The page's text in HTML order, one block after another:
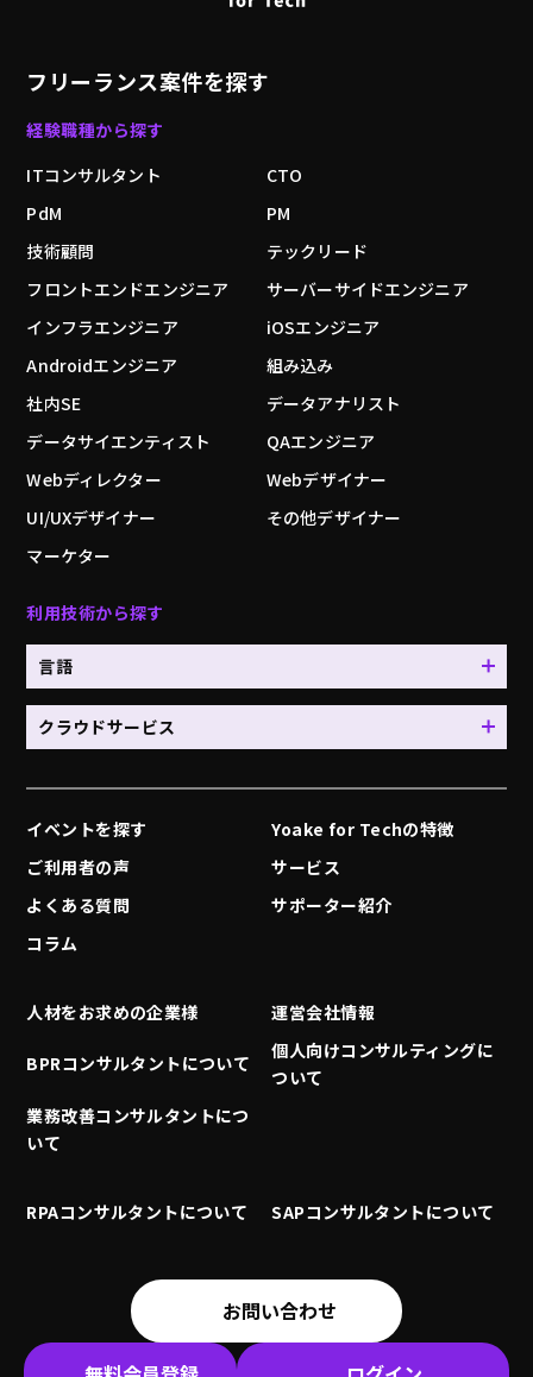
フリーランス案件を探す
経験職種から探す
ITコンサルタント
CTO
PdM
PM
技術顧問
テックリード
フロントエンドエンジニア
サーバーサイドエンジニア
インフラエンジニア
iOSエンジニア
Androidエンジニア
組み込み
社内SE
データアナリスト
データサイエンティスト
QAエンジニア
Webディレクター
Webデザイナー
UI/UXデザイナー
その他デザイナー
マーケター
利用技術から探す
言語
クラウドサービス
イベントを探す
Yoake for Techの特徴
ご利用者の声
サービス
よくある質問
サポーター紹介
コラム
人材をお求めの企業様 運営会社情報
BPRコンサルタントについて
個人向けコンサルティングに
ついて
業務改善コンサルタントにつ
いて
RPAコンサルタントについて SAPコンサルタントについて
お問い合わせ